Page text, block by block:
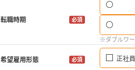
転職時期 必須
※ダブルワ
希望雇用形態 必須 正社員